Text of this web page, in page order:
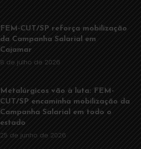
FEM-CUT/SP reforça mobilização
da Campanha Salarial em
Cajamar
8 de julho de 2026
Metalúrgicos vão à luta: FEM-
CUT/SP encaminha mobilização da
Campanha Salarial em todo o
estado
25 de junho de 2026